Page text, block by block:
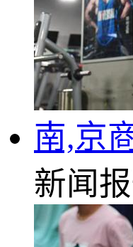
南,京
新闻报